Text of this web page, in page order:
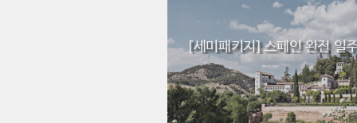
[세미패키지] 스페인 완전 일